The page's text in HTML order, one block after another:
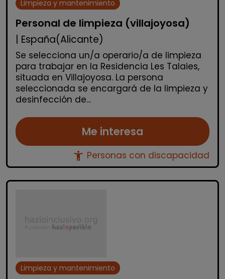
Limpieza y mantenimiento
Personal de limpieza (villajoyosa)
| España(Alicante)
Se selecciona un/a operario/a de limpieza
para trabajar en la Residencia Les Talaies,
situada en Villajoyosa. La persona
seleccionada se encargará de la limpieza y
desinfección de...
Me interesa
accessibility_new Personas con discapacidad
Limpieza y mantenimiento